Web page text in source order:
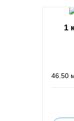
1
46.50